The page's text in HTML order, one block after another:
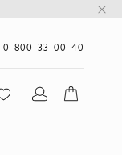
0 800 33 00 40